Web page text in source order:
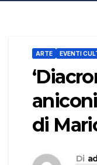
ARTE EVENTI
di
Di